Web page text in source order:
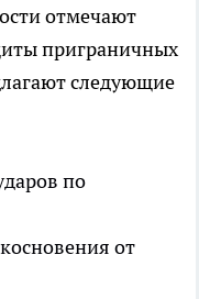
отмечают
приграничных
следующие
по
от